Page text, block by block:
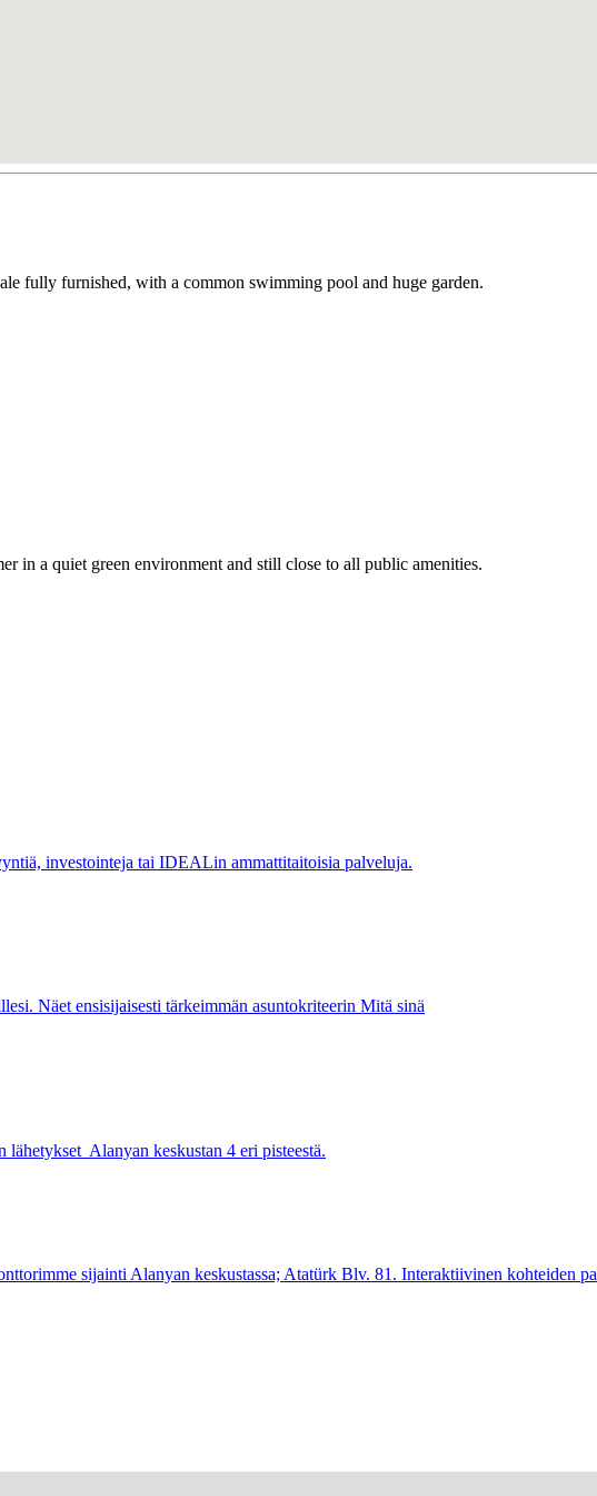
fully furnished, with a common swimming pool and huge garden.
in a quiet green environment and still close to all public amenities.
investointeja tai IDEALin ammattitaitoisia palveluja.
Näet ensisijaisesti tärkeimmän asuntokriteerin Mitä sinä
Alanyan keskustan 4 eri pisteestä.
sijainti Alanyan keskustassa; Atatürk Blv. 81. Interaktiivinen kohteiden